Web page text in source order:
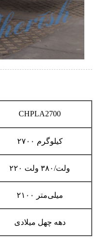
CHPLA2700
۲۷۰۰ کیلوگرم
۲۲۰ ولت/۳۸۰ ولت
۲۱۰۰ میلی‌متر
دهه چهل میلادی